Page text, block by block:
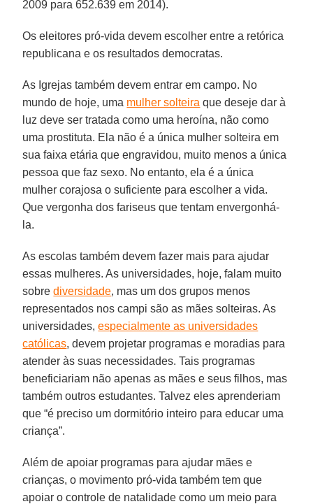
2009 para 652.639 em 2014).
Os eleitores pró-vida devem escolher entre a retórica
republicana e os resultados democratas.
As Igrejas também devem entrar em campo. No
mundo de hoje, uma mulher solteira que deseje dar à
luz deve ser tratada como uma heroína, não como
uma prostituta. Ela não é a única mulher solteira em
sua faixa etária que engravidou, muito menos a única
pessoa que faz sexo. No entanto, ela é a única
mulher corajosa o suficiente para escolher a vida.
Que vergonha dos fariseus que tentam envergonhá-
la.
As escolas também devem fazer mais para ajudar
essas mulheres. As universidades, hoje, falam muito
sobrediversidade, mas um dos grupos menos
representados nos campi são as mães solteiras. As
universidades,especialmente as universidades
católicas, devem projetar programas e moradias para
atender às suas necessidades. Tais programas
beneficiariam não apenas as mães e seus filhos, mas
também outros estudantes. Talvez eles aprenderiam
que “é preciso um dormitório inteiro para educar uma
criança”.
Além de apoiar programas para ajudar mães e
crianças, o movimento pró-vida também tem que
apoiar o controle de natalidade como um meio para